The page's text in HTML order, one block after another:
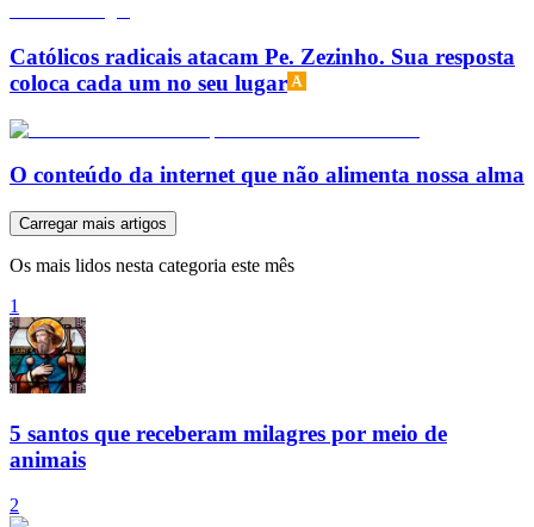
Católicos radicais atacam Pe. Zezinho. Sua resposta
coloca cada um no seu lugar
O conteúdo da internet que não alimenta nossa alma
Carregar mais artigos
Os mais lidos nesta categoria este mês
1
5 santos que receberam milagres por meio de
animais
2